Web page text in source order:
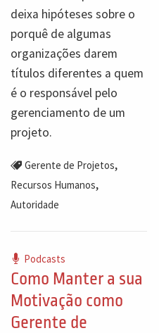
deixa hipóteses sobre o
porquê de algumas
organizações darem
títulos diferentes a quem
é o responsável pelo
gerenciamento de um
projeto.
Gerente de Projetos,
Recursos Humanos,
Autoridade
Podcasts
Como Manter a sua
Motivação como
Gerente de